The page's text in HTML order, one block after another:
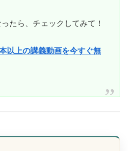
たら、チェックしてみて！
以上の講義動画を今すぐ無